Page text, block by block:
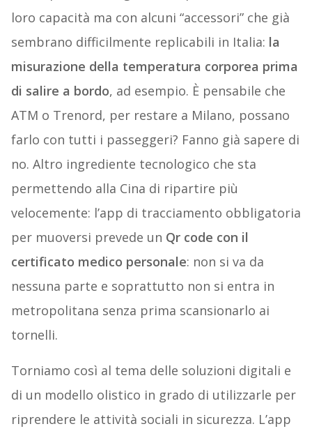
loro capacità ma con alcuni “accessori” che già
sembrano difficilmente replicabili in Italia: la
misurazione della temperatura corporea prima
di salire a bordo, ad esempio. È pensabile che
ATM o Trenord, per restare a Milano, possano
farlo con tutti i passeggeri? Fanno già sapere di
no. Altro ingrediente tecnologico che sta
permettendo alla Cina di ripartire più
velocemente: l’app di tracciamento obbligatoria
per muoversi prevede un Qr code con il
certificato medico personale: non si va da
nessuna parte e soprattutto non si entra in
metropolitana senza prima scansionarlo ai
tornelli.
Torniamo così al tema delle soluzioni digitali e
di un modello olistico in grado di utilizzarle per
riprendere le attività sociali in sicurezza. L’app